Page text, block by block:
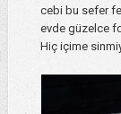
cebi bu sefer
evde güzelce
Hiç içime